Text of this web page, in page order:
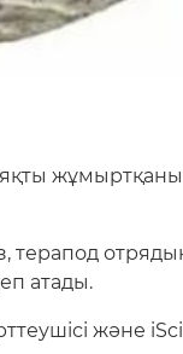
терапод
атады.
және